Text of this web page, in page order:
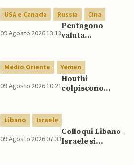
USA e Canada Russia Cina
09 Agosto 2026 13:18
Pentagono
valuta
nucleare per
scoraggiare
Cina e Russia
senza innescare
globale
Medio Oriente Yemen
09 Agosto 2026 10:21
Houthi
colpiscono
Yemen rischia
conflitto più
ampio
Libano Israele
09 Agosto 2026 07:33
Colloqui Libano-
Israele si